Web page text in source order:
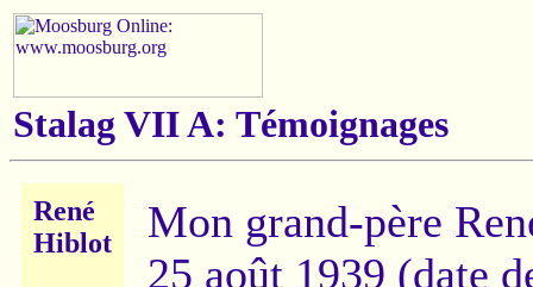
Stalag VII A: Témoignages
René
Hiblot
Mon grand-père
25 août 1939 (date